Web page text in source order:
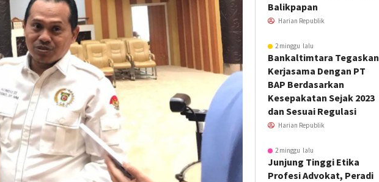
Balikpapan
Harian Republik
2 minggu lalu
Bankaltimtara Tegaskan
Kerjasama Dengan PT
BAP Berdasarkan
Kesepakatan Sejak 2023
dan Sesuai Regulasi
Harian Republik
2 minggu lalu
Junjung Tinggi Etika
Profesi Advokat, Peradi